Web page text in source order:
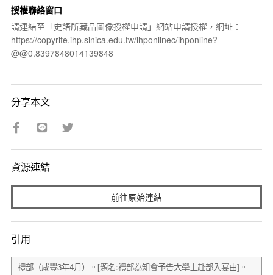
授權聯絡窗口
請連結至「史語所藏品圖像授權申請」網站申請授權，網址：
https://copyrite.ihp.sinica.edu.tw/ihponlinec/ihponline?
@@0.8397848014139848
分享本文
資源連結
前往原始連結
引用